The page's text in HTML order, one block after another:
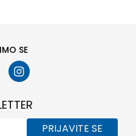
SE
PRIJAVITE SE